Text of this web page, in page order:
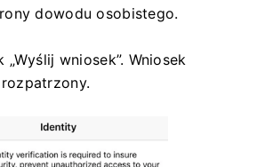
dowodu osobistego.
wniosek”. Wniosek